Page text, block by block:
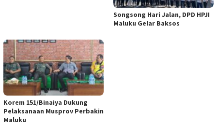
Songsong Hari Jalan, DPD HPJI
Maluku Gelar Baksos
Korem 151/Binaiya Dukung
Pelaksanaan Musprov Perbakin
Maluku